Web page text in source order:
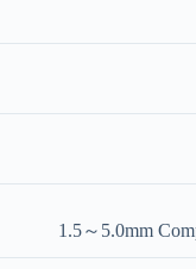
1.5～5.0mm